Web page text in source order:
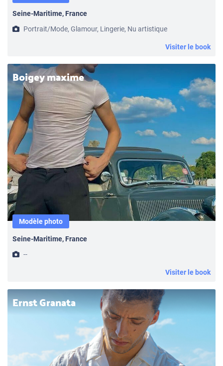
Seine-Maritime, France
Portrait/Mode, Glamour, Lingerie, Nu artistique
Visiter le book
Boigey maxime
Modèle photo
Seine-Maritime, France
--
Visiter le book
Ernst Granata